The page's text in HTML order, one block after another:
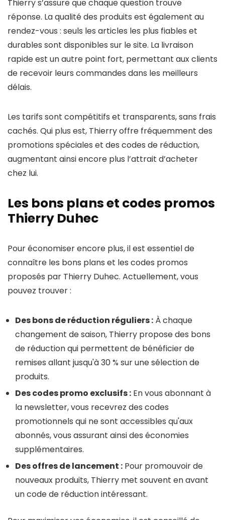
Thierry s’assure que chaque question trouve
réponse. La qualité des produits est également au
rendez-vous : seuls les articles les plus fiables et
durables sont disponibles sur le site. La livraison
rapide est un autre point fort, permettant aux clients
de recevoir leurs commandes dans les meilleurs
délais.
Les tarifs sont compétitifs et transparents, sans frais
cachés. Qui plus est, Thierry offre fréquemment des
promotions spéciales et des codes de réduction,
augmentant ainsi encore plus l’attrait d’acheter
chez lui.
Les bons plans et codes promos
Thierry Duhec
Pour économiser encore plus, il est essentiel de
connaître les bons plans et les codes promos
proposés par Thierry Duhec. Actuellement, vous
pouvez trouver :
Des bons de réduction réguliers : À chaque
changement de saison, Thierry propose des bons
de réduction qui permettent de bénéficier de
remises allant jusqu'à 30 % sur une sélection de
produits.
Des codes promo exclusifs : En vous abonnant à
la newsletter, vous recevrez des codes
promotionnels qui ne sont accessibles qu'aux
abonnés, vous assurant ainsi des économies
supplémentaires.
Des offres de lancement : Pour promouvoir de
nouveaux produits, Thierry met souvent en avant
un code de réduction intéressant.